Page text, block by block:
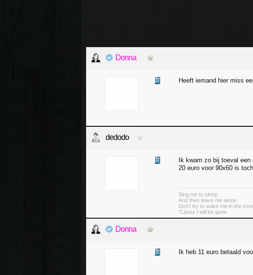
Donna
Heeft iemand hier miss
dedodo
Ik kwam zo bij toeval een
20 euro voor 90x60 is
Sing me to sleep
And then leave me alone
Don't try to wake me in the
'Cause I will be gone
Donna
Ik heb 11 euro betaald